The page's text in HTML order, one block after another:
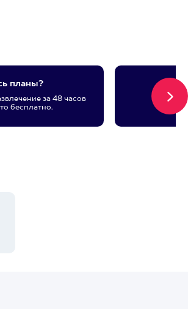
планы?
за 48 часов
бесплатно.